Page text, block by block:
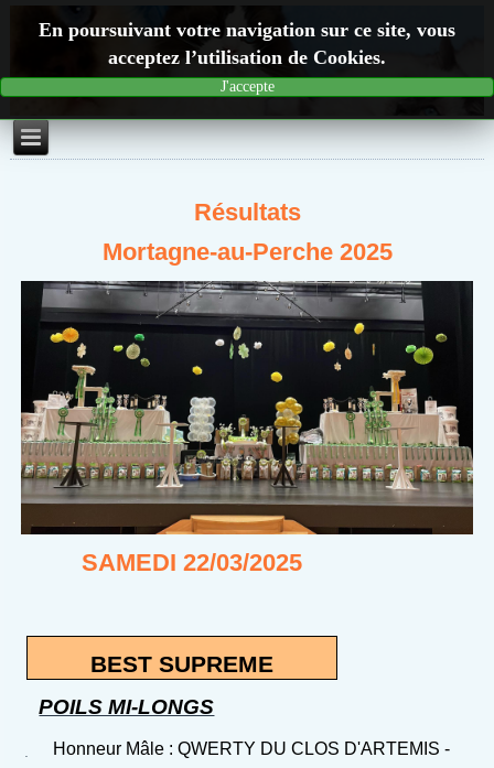
Résultats
Mortagne-au-Perche 2025
SAMEDI 22/03/2025
BEST SUPREME
POILS MI-LONGS
Honneur Mâle : QWERTY DU CLOS D'ARTEMIS -
En poursuivant votre navigation sur ce site, vous
acceptez l’utilisation de Cookies.
J'accepte